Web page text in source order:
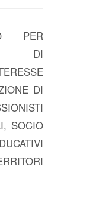
PER
DI
DI
SOCIO